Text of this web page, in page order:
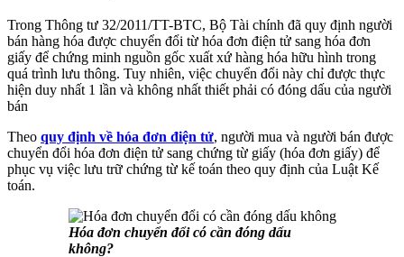
Trong Thông tư 32/2011/TT-BTC, Bộ Tài chính đã quy định người
bán hàng hóa được chuyển đổi từ hóa đơn điện tử sang hóa đơn
giấy để chứng minh nguồn gốc xuất xứ hàng hóa hữu hình trong
quá trình lưu thông. Tuy nhiên, việc chuyển đổi này chỉ được thực
hiện duy nhất 1 lần và không nhất thiết phải có đóng dấu của người
bán
Theo quy định về hóa đơn điện tử, người mua và người bán được
chuyển đổi hóa đơn điện tử sang chứng từ giấy (hóa đơn giấy) để
phục vụ việc lưu trữ chứng từ kế toán theo quy định của Luật Kế
toán.
Hóa đơn chuyển đổi có cần đóng dấu
không?